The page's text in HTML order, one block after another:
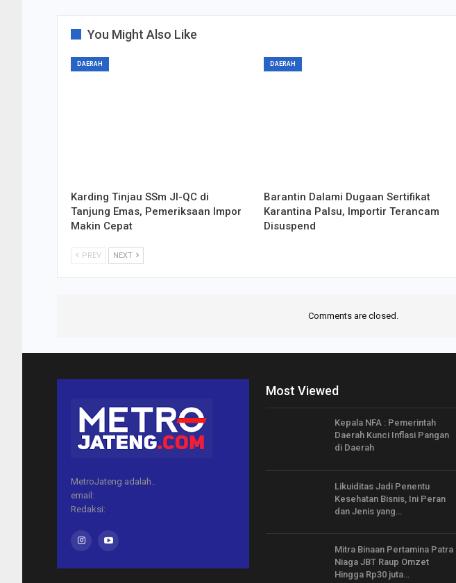
You Might Also Like
DAERAH
Karding Tinjau SSm JI-QC di
Tanjung Emas, Pemeriksaan Impor
Makin Cepat
DAERAH
Barantin Dalami Dugaan Sertifikat
Karantina Palsu, Importir Terancam
Disuspend
PREV NEXT
Comments are closed.
MetroJateng adalah..
email:
Redaksi:
Most Viewed
Kepala NFA : Pemerintah
Daerah Kunci Inflasi Pangan
di Daerah
Likuiditas Jadi Penentu
Kesehatan Bisnis, Ini Peran
dan Jenis yang…
Mitra Binaan Pertamina Patra
Niaga JBT Raup Omzet
Hingga Rp30 juta…